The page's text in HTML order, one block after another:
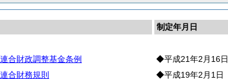
制定年月日
合財政調整基金条例
◆平成21年2月16日
合財務規則
◆平成19年2月1日